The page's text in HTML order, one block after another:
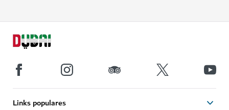
Links populares